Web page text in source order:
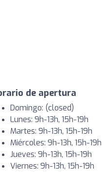
de apertura
Domingo: (closed)
Lunes: 9h-13h, 15h-19h
Martes: 9h-13h, 15h-19h
Miércoles: 9h-13h, 15h-19h
Jueves: 9h-13h, 15h-19h
Viernes: 9h-13h, 15h-19h